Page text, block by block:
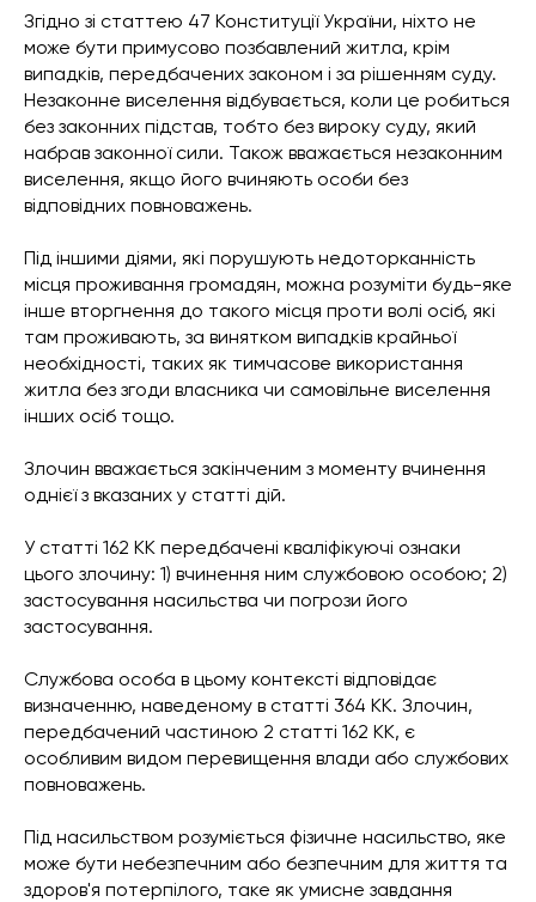
Згідно зі статтею 47 Конституції України, ніхто не
може бути примусово позбавлений житла, крім
випадків, передбачених законом і за рішенням суду.
Незаконне виселення відбувається, коли це робиться
без законних підстав, тобто без вироку суду, який
набрав законної сили. Також вважається незаконним
виселення, якщо його вчиняють особи без
відповідних повноважень.
Під іншими діями, які порушують недоторканність
місця проживання громадян, можна розуміти будь-яке
інше вторгнення до такого місця проти волі осіб, які
там проживають, за винятком випадків крайньої
необхідності, таких як тимчасове використання
житла без згоди власника чи самовільне виселення
інших осіб тощо.
Злочин вважається закінченим з моменту вчинення
однієї з вказаних у статті дій.
У статті 162 КК передбачені кваліфікуючі ознаки
цього злочину: 1) вчинення ним службовою особою; 2)
застосування насильства чи погрози його
застосування.
Службова особа в цьому контексті відповідає
визначенню, наведеному в статті 364 КК. Злочин,
передбачений частиною 2 статті 162 КК, є
особливим видом перевищення влади або службових
повноважень.
Під насильством розуміється фізичне насильство, яке
може бути небезпечним або безпечним для життя та
здоров'я потерпілого, таке як умисне завдання